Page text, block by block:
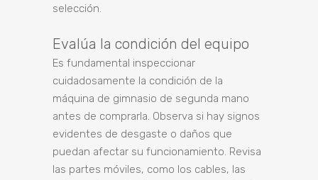
selección.
Evalúa la condición del equipo
Es fundamental inspeccionar
cuidadosamente la condición de la
máquina de gimnasio de segunda mano
antes de comprarla. Observa si hay signos
evidentes de desgaste o daños que
puedan afectar su funcionamiento. Revisa
las partes móviles, como los cables, las